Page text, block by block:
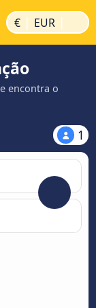
€ | EUR |
encontra o
1